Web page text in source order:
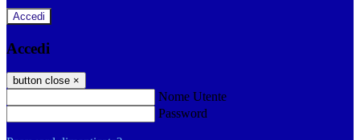
Accedi
Accedi
button close ×
Nome Utente
Password